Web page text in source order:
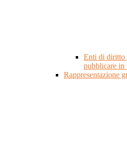
Enti di diritto
pubblicare in
Rappresentazione